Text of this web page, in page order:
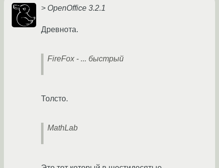
> OpenOffice 3.2.1
Древнота.
FireFox - ... быстрый
Толсто.
MathLab